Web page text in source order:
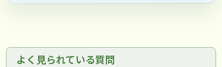
よく見られている質問